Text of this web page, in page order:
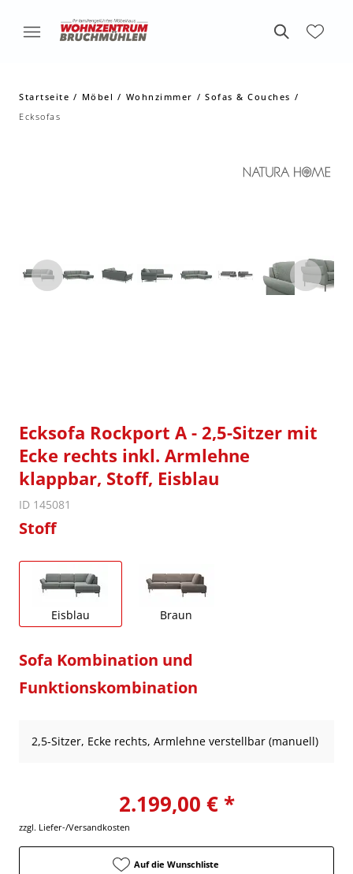
Startseite Möbel Wohnzimmer
Sofas & Couches
Ecksofas
Ecksofa Rockport A - 2,5-Sitzer mit
Ecke rechts inkl. Armlehne
klappbar, Stoff, Eisblau
ID 145081
Stoff
Eisblau Braun
Sofa Kombination und
Funktionskombination
2,5-Sitzer, Ecke rechts, Armlehne verstellbar (manuell)
2.199,00 € *
zzgl. Liefer-/Versandkosten
Auf die Wunschliste